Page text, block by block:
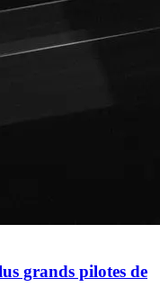
grands pilotes de